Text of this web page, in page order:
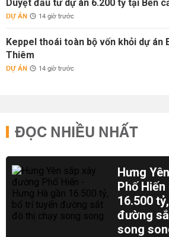
Duyệt đầu tư dự án 6.200 tỷ tại Bến
DỰ ÁN 14 giờ trước
Keppel thoái toàn bộ vốn khỏi dự án
Thiêm
DỰ ÁN 14 giờ trước
ĐỌC NHIỀU NHẤT
Hưng
Phố
16.500
đường
song